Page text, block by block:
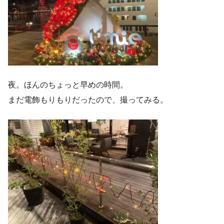
夜。ほんのちょっと早めの時間。
まだ電飾もりもりだったので、撮ってみる。